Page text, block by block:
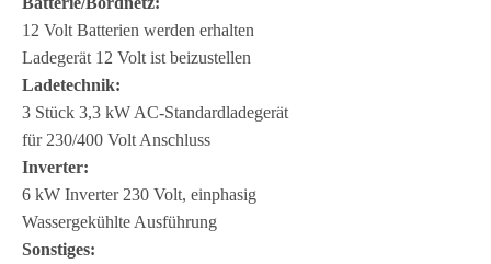
12 Volt Bat­te­rien wer­den erhal­ten
Lade­ge­rät 12 Volt ist bei­zu­stel­len
Lade­tech­nik:
3 Stück 3,3 kW AC-Stan­dard­la­de­ge­rät
für 230/400 Volt Anschluss
Inver­ter:
6 kW Inver­ter 230 Volt, ein­pha­sig
Was­ser­ge­kühlte Aus­füh­rung
Sons­ti­ges: